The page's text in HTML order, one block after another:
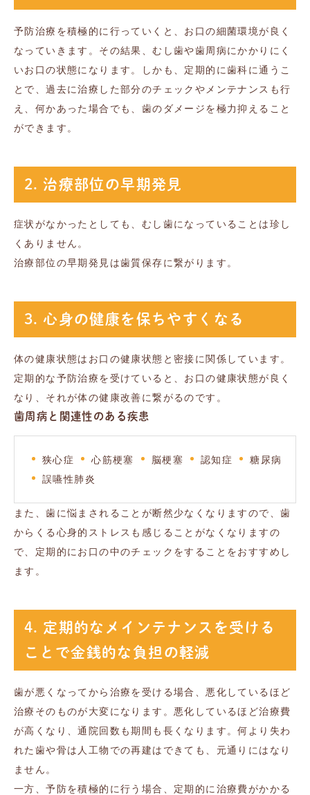
予防治療を積極的に行っていくと、お口の細菌環境が良く
なっていきます。その結果、むし歯や歯周病にかかりにく
いお口の状態になります。しかも、定期的に歯科に通うこ
とで、過去に治療した部分のチェックやメンテナンスも行
え、何かあった場合でも、歯のダメージを極力抑えること
ができます。
2. 治療部位の早期発見
症状がなかったとしても、むし歯になっていることは珍し
くありません。
治療部位の早期発見は歯質保存に繋がります。
3. 心身の健康を保ちやすくなる
体の健康状態はお口の健康状態と密接に関係しています。
定期的な予防治療を受けていると、お口の健康状態が良く
なり、それが体の健康改善に繋がるのです。
歯周病と関連性のある疾患
狭心症 心筋梗塞 脳梗塞 認知症
糖尿病
誤嚥性肺炎
また、歯に悩まされることが断然少なくなりますので、歯
からくる心身的ストレスも感じることがなくなりますの
で、定期的にお口の中のチェックをすることをおすすめし
ます。
4. 定期的なメインテナンスを受ける
ことで金銭的な負担の軽減
歯が悪くなってから治療を受ける場合、悪化しているほど
治療そのものが大変になります。悪化しているほど治療費
が高くなり、通院回数も期間も長くなります。何より失わ
れた歯や骨は人工物での再建はできても、元通りにはなり
ません。
一方、予防を積極的に行う場合、定期的に治療費がかかる